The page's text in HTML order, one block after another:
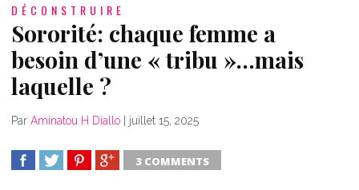
DÉCONSTRUIRE
Sororité: chaque femme a
besoin d’une « tribu »…mais
laquelle ?
Par Aminatou H Diallo | juillet 15, 2025
3 COMMENTS